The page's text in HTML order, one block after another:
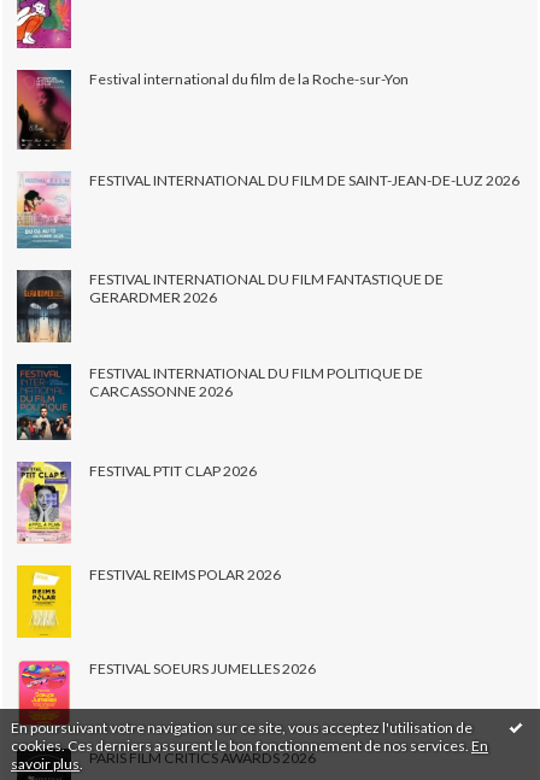
En poursuivant votre navigation sur ce site, vous acceptez l'utilisation de
cookies. Ces derniers assurent le bon fonctionnement de nos services. En
savoir plus
Festival international du film de la Roche-sur-Yon
FESTIVAL INTERNATIONAL DU FILM DE SAINT-JEAN-DE-LUZ 2026
FESTIVAL INTERNATIONAL DU FILM FANTASTIQUE DE
GERARDMER 2026
FESTIVAL INTERNATIONAL DU FILM POLITIQUE DE
CARCASSONNE 2026
FESTIVAL PTIT CLAP 2026
FESTIVAL REIMS POLAR 2026
FESTIVAL SOEURS JUMELLES 2026
PARIS FILM CRITICS AWARDS 2026